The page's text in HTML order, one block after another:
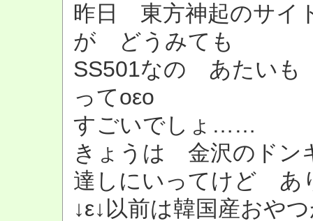
昨日 東方神起のサイ
が どうみても
SS501なの あたいも
ってοεο
すごいでしょ……
きょうは 金沢のドン
達しにいってけど あ
↓ε↓以前は韓国産おや